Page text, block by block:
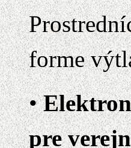
forme
pre